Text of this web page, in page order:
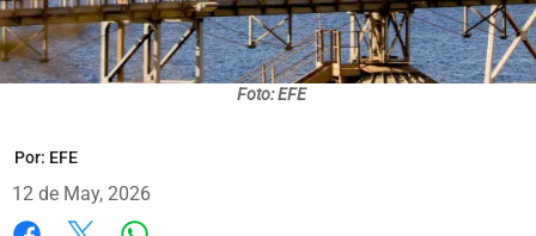
Foto: EFE
Por: EFE
12 de May, 2026